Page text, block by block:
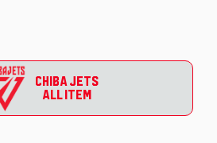
CHIBA JETS
ALL ITEM